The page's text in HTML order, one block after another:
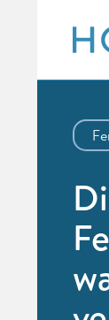
content